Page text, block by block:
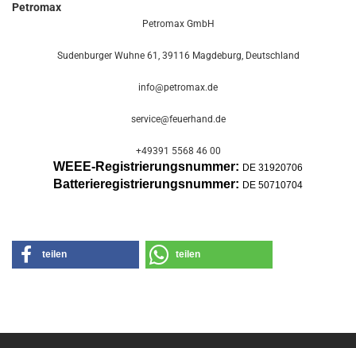
Petromax
Petromax GmbH
Sudenburger Wuhne 61, 39116 Magdeburg, Deutschland
info@petromax.de
service@feuerhand.de
+49391 5568 46 00
WEEE-Registrierungsnummer: DE 31920706
Batterieregistrierungsnummer: DE 50710704
teilen teilen